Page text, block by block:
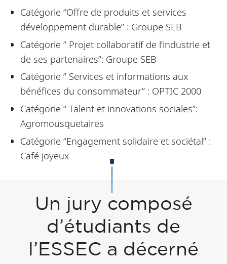
Catégorie “Offre de produits et services
développement durable” : Groupe SEB
Catégorie ” Projet collaboratif de l’industrie et
de ses partenaires”: Groupe SEB
Catégorie ” Services et informations aux
bénéfices du consommateur” : OPTIC 2000
Catégorie “ Talent et innovations sociales”:
Agromousquetaires
Catégorie “Engagement solidaire et sociétal” :
Café joyeux
Un jury composé
d’étudiants de
l’ESSEC a décerné